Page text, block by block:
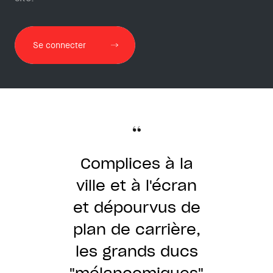
Se connecter
Complices à la
ville et à l'écran
et dépourvus de
plan de carrière,
les grands ducs
Avec 'Rochefort,
Marielle, Noiret :
les copains
d'abord', Pascal
Forneri fait
l'attachant
Avec un
tourbillon
d'images
d'archives et
d'extraits de
Un documentaire
savoureux qui
multiplie les
archives
piquantes pour
notre plaisir, le